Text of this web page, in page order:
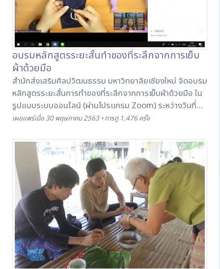
อบรมหลักสูตรระยะสั้นทำของที่ระลึกจากการเย็บ
ผ้าด้วยมือ
สำนักส่งเสริมศิลปวัฒนธรรม มหาวิทยาลัยเชียงใหม่ จัดอบรม
หลักสูตรระยะสั้นการทำของที่ระลึกจากการเย็บผ้าด้วยมือ ใน
รูปแบบระบบออนไลน์ (ผ่านโปรเเกรม Zoom) ระหว่างวันที่
28 - 30 พฤษภาคม 2563
เผยแพร่เมื่อ 30 พฤษภาคม 2563 • การดู 1,476 ครั้ง